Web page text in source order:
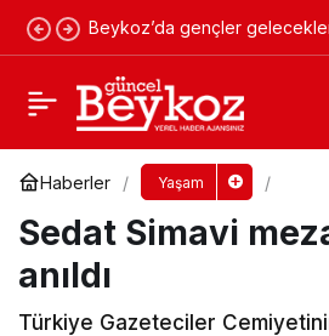
Beykoz’da gençler
Haberler Yaşam
Sedat Simavi
anıldı
Türkiye Gazeteciler
Paşabahçe Mezarlığı
Yorum Yap Paylaş